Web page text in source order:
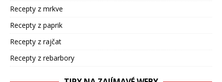
Recepty z mrkve
Recepty z paprik
Recepty z rajčat
Recepty z rebarbory